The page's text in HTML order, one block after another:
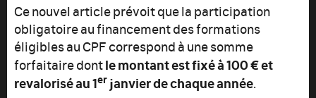
Ce nouvel article prévoit que la participation
obligatoire au financement des formations
éligibles au CPF correspond à une somme
forfaitaire dontle montant est fixé à 100 € et
revalorisé au 1er janvier de chaque année.